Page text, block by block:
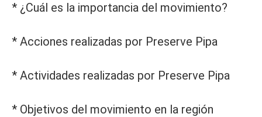
* ¿Cuál es la importancia del movimiento?
* Acciones realizadas por Preserve Pipa
* Actividades realizadas por Preserve Pipa
* Objetivos del movimiento en la región